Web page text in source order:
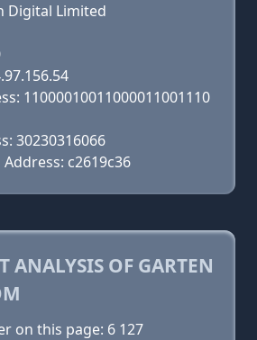
Digital Limited
11000010011000011001110
30230316066
c2619c36
ANALYSIS OF GARTEN
on this page: 6 127